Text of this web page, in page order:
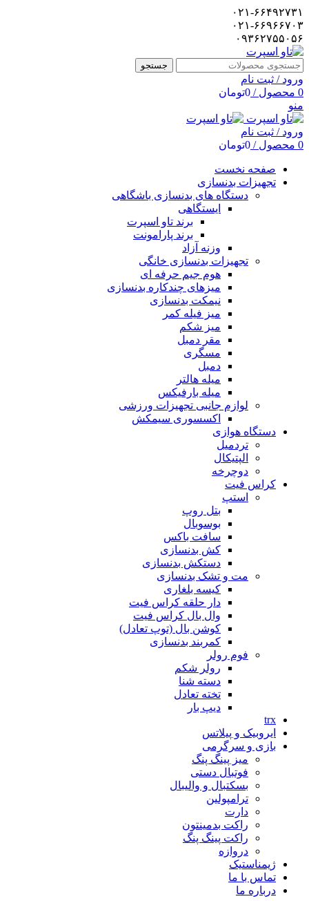
۰۲۱-۶۶۴۹۲۷۳۱
۰۲۱-۶۶۹۶۶۷۰۳
۰۹۳۶۲۷۵۵۰۵۶
جستجو
ورود / ثبت نام
0 محصول / تومان0
منو
ورود / ثبت نام
0 محصول / تومان0
صفحه نخست
تجهیزات بدنسازی
دستگاه های بدنسازی باشگاهی
ایستگاهی
برند تاو اسپرت
برند پارامونت
وزنه آزاد
تجهیزات بدنسازی خانگی
هوم جیم حرفه ای
میزهای چندکاره بدنسازی
نیمکت بدنسازی
میز فیله کمر
میز شکم
مقر دمبل
مسگری
دمبل
میله هالتر
میله بارفیکس
لوازم جانبی تجهیزات ورزشی
اکسسوری سیمکش
دستگاه هوازی
تردمیل
الپتیکال
دوچرخه
کراس فیت
استپ
بتل روپ
بوسوبال
سافت باکس
کش بدنسازی
دستکش بدنسازی
مت و تشک بدنسازی
کیسه بلغاری
دار حلقه کراس فیت
وال بال کراس فیت
کوشن بال (توپ تعادل)
کمربند بدنسازی
فوم رولر
رولر شکم
دسته شنا
تخته تعادل
دیپ بار
trx
ایروبیک و پیلاتس
بازی و سرگرمی
میز پینگ پنگ
فوتبال دستی
بسکتبال و والیبال
ترامپولین
دارت
راکت بدمینتون
راکت پینگ پنگ
دروازه
ژیمناستیک
تماس با ما
درباره ما